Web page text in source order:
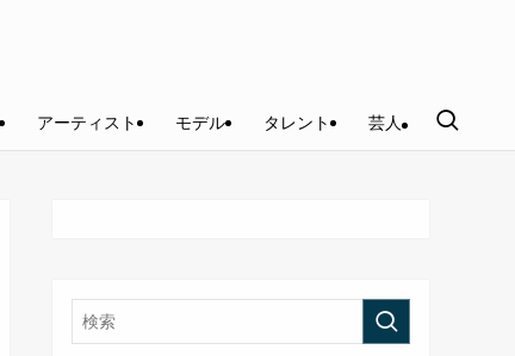
アーティスト モデル タレント 芸人